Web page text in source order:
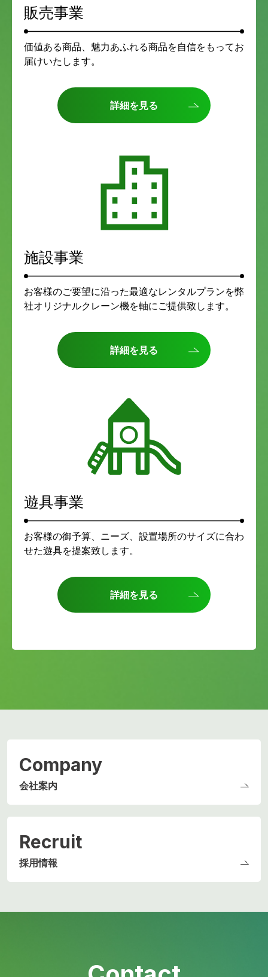
販売事業
価値ある商品、魅力あふれる商品を自信をもってお
届けいたします。
詳細を見る
施設事業
お客様のご要望に沿った最適なレンタルプランを弊
社オリジナルクレーン機を軸にご提供致します。
詳細を見る
遊具事業
お客様の御予算、ニーズ、設置場所のサイズに合わ
せた遊具を提案致します。
詳細を見る
Company
会社案内
Recruit
採用情報